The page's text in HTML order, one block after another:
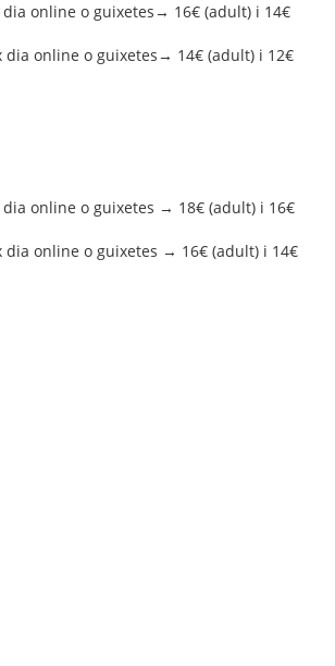
online o guixetes→ 16€ (adult) i 14€
dia online o guixetes→ 14€ (adult) i 12€
online o guixetes → 18€ (adult) i 16€
dia online o guixetes → 16€ (adult) i 14€